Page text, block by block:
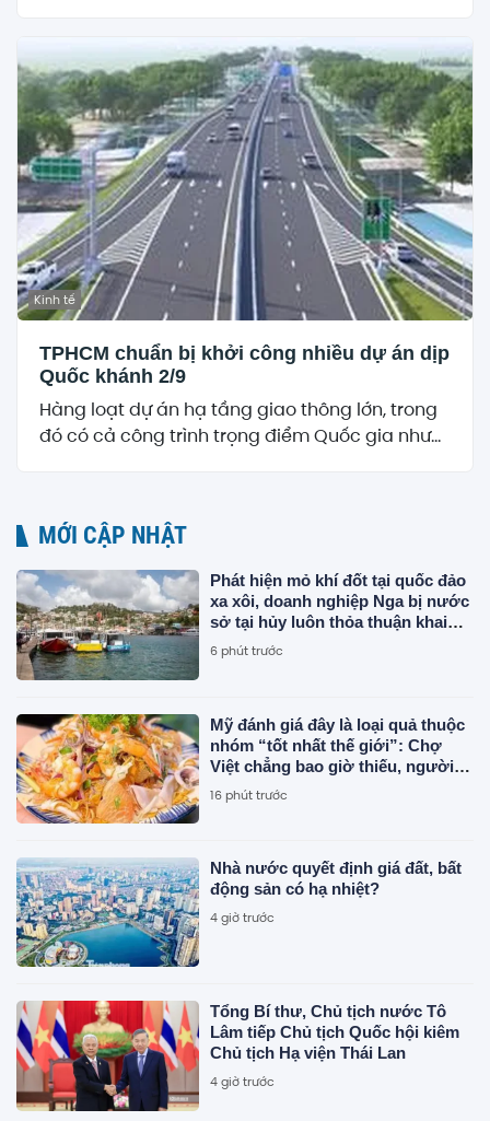
Kinh tế
TPHCM chuẩn bị khởi công nhiều dự án dịp
Quốc khánh 2/9
Hàng loạt dự án hạ tầng giao thông lớn, trong
đó có cả công trình trọng điểm Quốc gia như...
MỚI CẬP NHẬT
Phát hiện mỏ khí đốt tại quốc đảo
xa xôi, doanh nghiệp Nga bị nước
sở tại hủy luôn thỏa thuận khai
thác
6 phút trước
Mỹ đánh giá đây là loại quả thuộc
nhóm “tốt nhất thế giới”: Chợ
Việt chẳng bao giờ thiếu, người
Việt ăn được cả vỏ
16 phút trước
Nhà nước quyết định giá đất, bất
động sản có hạ nhiệt?
4 giờ trước
Tổng Bí thư, Chủ tịch nước Tô
Lâm tiếp Chủ tịch Quốc hội kiêm
Chủ tịch Hạ viện Thái Lan
4 giờ trước